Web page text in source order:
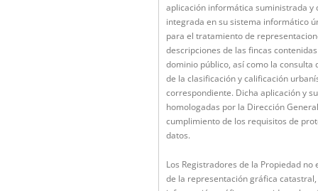
aplicación informática suministrada y
integrada en su sistema informático
para el tratamiento de
descripciones de las fincas
dominio público, así como la
de la clasificación y calificación
correspondiente. Dicha aplicación y
homologadas por la Dirección
cumplimiento de los requisitos de
datos.
Los Registradores de la Propiedad
de la representación gráfica